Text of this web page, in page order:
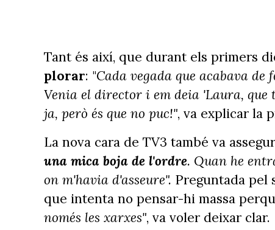
Tant és així, que durant els primers
plorar: "Cada vegada que acabava
Venia el director i em deia 'Laura, que
ja, però és que no puc!", va explicar la
La nova cara de TV3 també va
una mica boja de l'ordre. Quan he
on m'havia d'asseure". Preguntada pel
que intenta no pensar-hi massa
només les xarxes", va voler deixar clar.